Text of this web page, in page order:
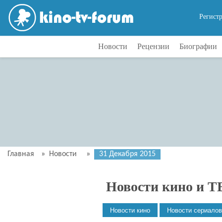
Новости Рецензии Биографии
Главная » Новости » 31 Декабря 2015
Новости кино и